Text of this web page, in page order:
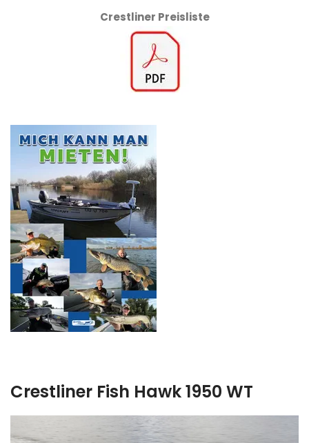
Crestliner Preisliste
Crestliner Fish Hawk 1950 WT